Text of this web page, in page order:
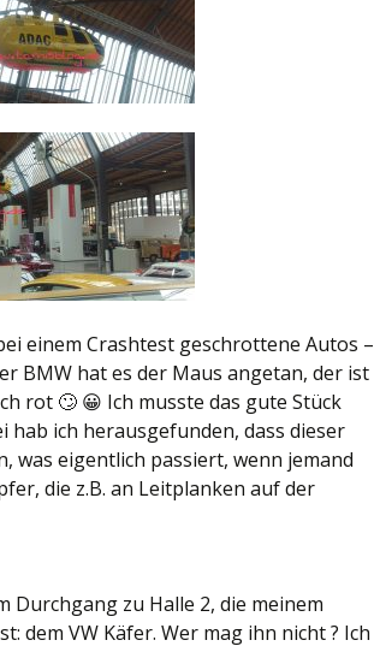
einem Crashtest geschrottene Autos –
BMW hat es der Maus angetan, der ist
rot 🙄 😀 Ich musste das gute Stück
hab ich herausgefunden, dass dieser
was eigentlich passiert, wenn jemand
die z.B. an Leitplanken auf der
Durchgang zu Halle 2, die meinem
dem VW Käfer. Wer mag ihn nicht ? Ich